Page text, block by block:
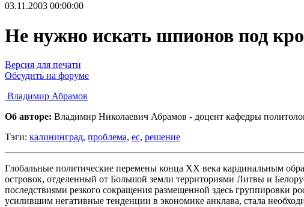
03.11.2003 00:00:00
Не нужно искать шпионов под
Версия для печати
Обсудить на форуме
Владимир Абрамов
Об авторе: Владимир Николаевич Абрамов - доцент кафедры
Тэги: калининград, проблема, ес, решение
Глобальные политические перемены конца ХХ века кардинальным
островок, отделенный от Большой земли территориями Литвы и
последствиями резкого сокращения размещенной здесь группировки
усилившим негативные тенденции в экономике анклава, стала